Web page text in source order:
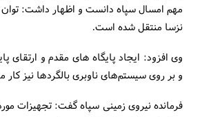
مهم امسال سپاه دانست و اظهار داشت: توان
نزسا منتقل شده است.
وی افزود: ایجاد پایگاه های مقدم و ارتقای
و بر روی سیستم‌های ناوبری بالگردها نیز کار
فرمانده نیروی زمینی سپاه گفت: تجهیزات